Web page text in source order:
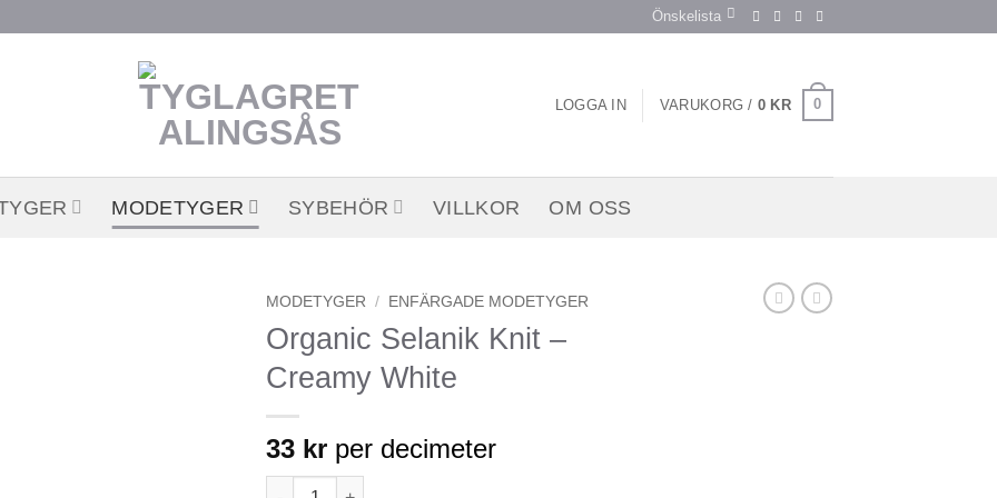
Önskelista
LOGGA IN VARUKORG / 0 KR 0
MODETYGER SYBEHÖR VILLKOR OM OSS
MODETYGER / ENFÄRGADE MODETYGER
Organic Selanik Knit –
Creamy White
33 kr per decimeter
Organic Selanik Knit - Creamy White mängd